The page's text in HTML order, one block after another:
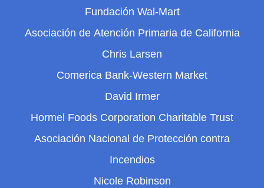
Fundación Wal-Mart
Asociación de Atención Primaria de California
Chris Larsen
Comerica Bank-Western Market
David Irmer
Hormel Foods Corporation Charitable Trust
Asociación Nacional de Protección contra
Incendios
Nicole Robinson